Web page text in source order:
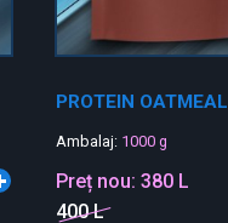
PROTEIN OATMEAL
Ambalaj: 1000 g
Preț nou: 380 L
400 L